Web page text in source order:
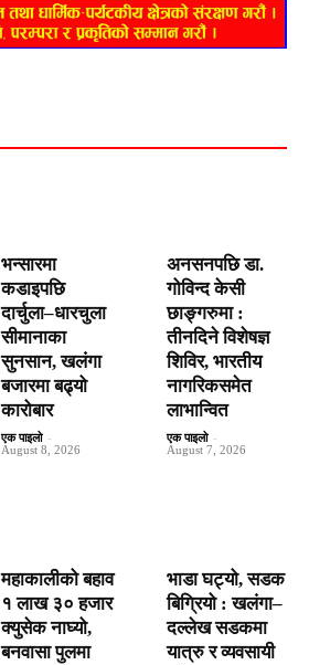
भन्सारमा
कडाइपछि
दार्चुला–धारचुला
सीमानाका
सुनसान, खलंगा
बजारमा बढ्यो
कारोबार
एक पाइलो -
August 8, 2026
अनसनपछि डा.
गोविन्द केसी
छाङ्गरुमा :
तीनदिने विशेषज्ञ
शिविर, भारतीय
नागरिकसमेत
लाभान्वित
एक पाइलो -
August 7, 2026
महाकालीको बहाव
१ लाख ३० हजार
क्युसेक नाघ्यो,
बनवासा पुलमा
भाडा घट्यो, सडक
बिग्रियो : खलंगा–
दल्लेख सडकमा
यात्रु र व्यवसायी